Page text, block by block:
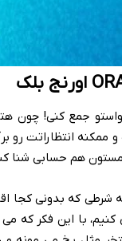
انتظاراتت رو
هم حسابی شنا
شرطی که بدونی کجا
با این فکر که می